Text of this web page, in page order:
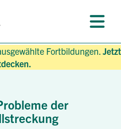
Fortbildungen.Jetzt
der